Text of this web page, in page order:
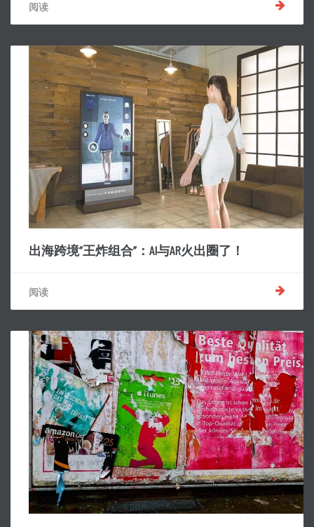
阅读
出海跨境“王炸组合”：AI与AR火出圈了！
阅读